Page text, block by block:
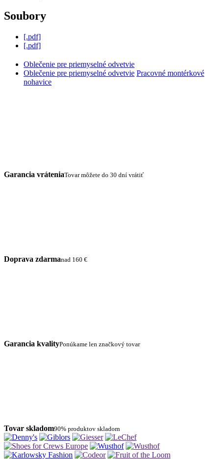
Soubory
[.pdf]
[.pdf]
Oblečenie pre priemyselné odvetvie
Oblečenie pre priemyselné odvetvie Pracovné montérkové
nohavice
Garancia vráteniaTovar môžete do 30 dní vrátiť
Doprava zdarmanad 160 €
Garancia kvalityPonúkame len značkový tovar
Tovar skladom90% produktov skladom